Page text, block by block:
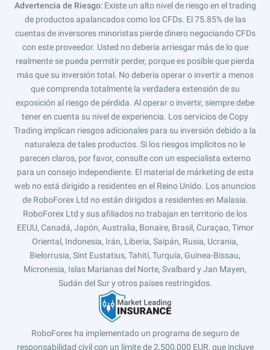
Advertencia de Riesgo: Existe un alto nivel de riesgo en el trading
de productos apalancados como los CFDs. El 75.85% de las
cuentas de inversores minoristas pierde dinero negociando CFDs
con este proveedor. Usted no debería arriesgar más de lo que
realmente se pueda permitir perder, porque es posible que pierda
más que su inversión total. No debería operar o invertir a menos
que comprenda totalmente la verdadera extensión de su
exposición al riesgo de pérdida. Al operar o invertir, siempre debe
tener en cuenta su nivel de experiencia. Los servicios de Copy
Trading implican riesgos adicionales para su inversión debido a la
naturaleza de tales productos. Si los riesgos implícitos no le
parecen claros, por favor, consulte con un especialista externo
para un consejo independiente. El material de márketing de esta
web no está dirigido a residentes en el Reino Unido. Los anuncios
de RoboForex Ltd no están dirigidos a residentes en Malasia.
RoboForex Ltd y sus afiliados no trabajan en territorio de los
EEUU, Canadá, Japón, Australia, Bonaire, Brasil, Curaçao, Timor
Oriental, Indonesia, Irán, Liberia, Saipán, Rusia, Ucrania,
Bielorrusia, Sint Eustatius, Tahití, Turquía, Guinea-Bissau,
Micronesia, Islas Marianas del Norte, Svalbard y Jan Mayen,
Sudán del Sur y otros países restringidos.
RoboForex ha implementado un programa de seguro de
responsabilidad civil con un límite de 2,500,000 EUR, que incluye